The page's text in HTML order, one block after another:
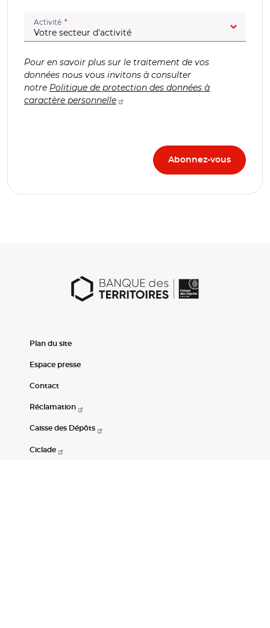
Activité (champ obligatoire)
Pour en savoir plus sur le traitement de vos
données nous vous invitons à consulter
notre Politique de protection des données à
caractère personnelle
Plan du site
Espace presse
Contact
Réclamation
Caisse des Dépôts
Ciclade